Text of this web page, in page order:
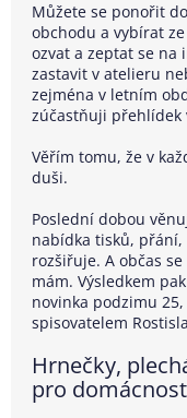
Můžete se ponořit
obchodu a vybírat
ozvat a zeptat se
zastavit v atelieru
zejména v letním
zúčastňuji přehlídek
Věřím tomu, že v
duši.
Poslední dobou
nabídka tisků,
rozšiřuje. A občas
mám. Výsledkem
novinka podzimu
spisovatelem
Hrnečky,
pro domácnost